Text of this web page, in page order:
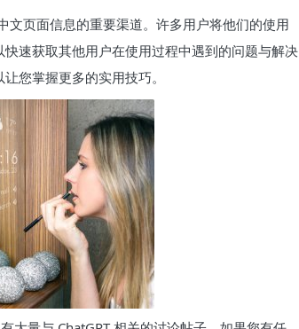
文页面信息的重要渠道。许多用户将他们的使用
速获取其他用户在使用过程中遇到的问题与解决
您掌握更多的实用技巧。